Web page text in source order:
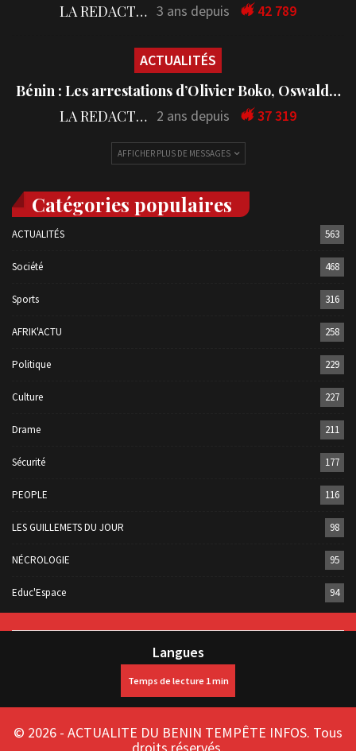
LA REDACTION 3 ans depuis 42 789
ACTUALITÉS
Bénin : Les arrestations d’Olivier Boko, Oswald…
LA REDACTION 2 ans depuis 37 319
AFFICHER PLUS DE MESSAGES
Catégories populaires
ACTUALITÉS 563
Société 468
Sports 316
AFRIK'ACTU 258
Politique 229
Culture 227
Drame 211
Sécurité 177
PEOPLE 116
LES GUILLEMETS DU JOUR 98
NÉCROLOGIE 95
Educ'Espace 94
Langues
© 2026 - ACTUALITE DU BENIN TEMPÊTE INFOS. Tous
droits réservés.